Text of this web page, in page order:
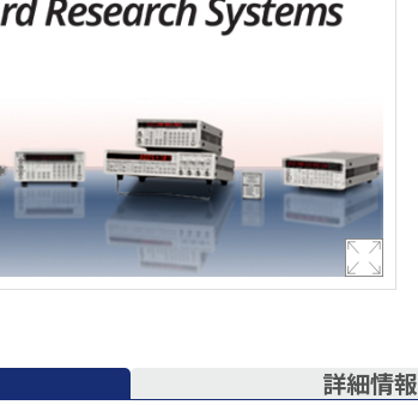
詳細情報